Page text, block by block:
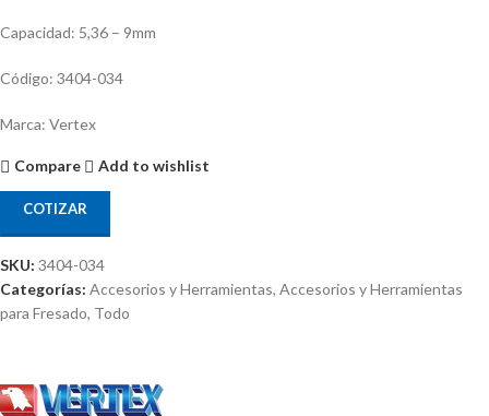
Capacidad: 5,36 – 9mm
Código: 3404-034
Marca: Vertex
Compare Add to wishlist
COTIZAR
SKU: 3404-034
Categorías: Accesorios y Herramientas, Accesorios y Herramientas
para Fresado, Todo